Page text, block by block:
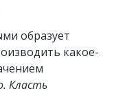
образует
какое-
Класть